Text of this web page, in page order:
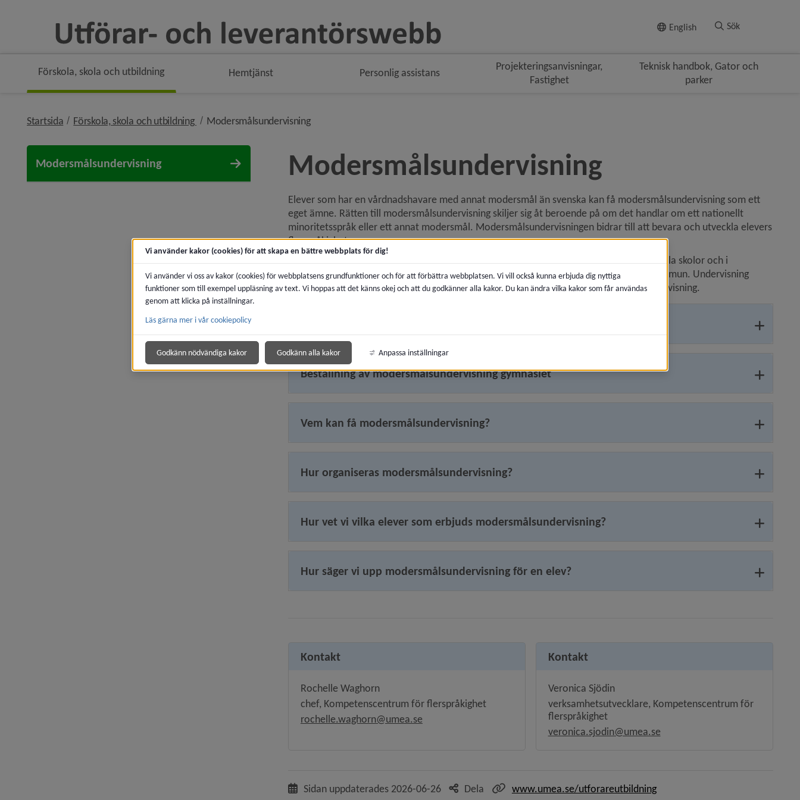
English Sök
Förskola, skola och utbildning Hemtjänst Personlig assistans
Projekteringsanvisningar,
Fastighet
Teknisk handbok, Gator och
parker
Startsida Förskola, skola och utbildning nivå i brödsmulenavigeringen
Modersmålsundervisningnivå i brödsmulenavigeringen
Modersmålsundervisning Modersmålsundervisning
Elever som har en vårdnadshavare med annat modersmål än svenska kan få modersmålsundervisning som ett
eget ämne. Rätten till modersmålsundervisning skiljer sig åt beroende på om det handlar om ett nationellt
minoritetsspråk eller ett annat modersmål. Modersmålsundervisningen bidrar till att bevara och utveckla elevers
flerspråkighet.
Modersmålsundervisning erbjuds elever som går i förskoleklass till gymnasiet i kommunala skolor och i
fristående skolor som har tecknat ett avtal om modersmålsundervisning med Umeå kommun. Undervisning
bedrivs av Kompetens­centrum för flerspråkighet (KCF) antingen som när- eller fjärrundervisning.
Beställning av modersmålsundervisning gymnasiet
Vem kan få modersmålsundervisning?
Hur organiseras modersmålsundervisning?
Hur vet vi vilka elever som erbjuds modersmålsundervisning?
Hur säger vi upp modersmålsundervisning för en elev?
Kontakt
Rochelle Waghorn
chef, Kompetenscentrum för flerspråkighet
rochelle.waghorn@umea.se
Kontakt
Veronica Sjödin
verksamhetsutvecklare, Kompetenscentrum för
flerspråkighet
veronica.sjodin@umea.se
Sidan uppdaterades 2026-06-26 Dela www.umea.se/utforareutbildning
Vi använder kakor (cookies) för att skapa en bättre webbplats för dig!
Vi använder vi oss av kakor (cookies) för webbplatsens grundfunktioner och för att förbättra webbplatsen. Vi vill också kunna erbjuda dig nyttiga
funktioner som till exempel uppläsning av text. Vi hoppas att det känns okej och att du godkänner alla kakor. Du kan ändra vilka kakor som får användas
genom att klicka på inställningar.
Läs gärna mer i vår cookiepolicy
Godkänn nödvändiga kakor Godkänn alla kakor Anpassa inställningar